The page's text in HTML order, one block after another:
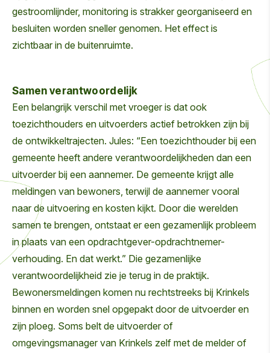
gestroomlijnder, monitoring is strakker georganiseerd en
besluiten worden sneller genomen. Het effect is
zichtbaar in de buitenruimte.
Samen verantwoordelijk
Een belangrijk verschil met vroeger is dat ook
toezichthouders en uitvoerders actief betrokken zijn bij
de ontwikkeltrajecten. Jules: “Een toezichthouder bij een
gemeente heeft andere verantwoordelijkheden dan een
uitvoerder bij een aannemer. De gemeente krijgt alle
meldingen van bewoners, terwijl de aannemer vooral
naar de uitvoering en kosten kijkt. Door die werelden
samen te brengen, ontstaat er een gezamenlijk probleem
in plaats van een opdrachtgever-opdrachtnemer-
verhouding. En dat werkt.” Die gezamenlijke
verantwoordelijkheid zie je terug in de praktijk.
Bewonersmeldingen komen nu rechtstreeks bij Krinkels
binnen en worden snel opgepakt door de uitvoerder en
zijn ploeg. Soms belt de uitvoerder of
omgevingsmanager van Krinkels zelf met de melder of